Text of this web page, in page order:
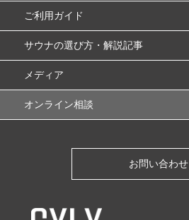
ご利用ガイド
サウナの選び方・解説記事
メディア
オンライン相談
お問い合わせ